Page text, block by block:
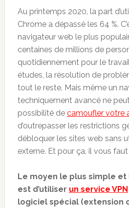
Au printemps 2020, la part
Chrome a dépassé les 64 %.
navigateur web le plus
centaines de millions de
quotidiennement pour le
études, la résolution de
tout le reste. Mais même un
techniquement avancé ne
possibilité de camoufler votre
d’outrepasser les restrictions
débloquer les sites web sans
externe. Et pour ça, il vous faut
Le moyen le plus simple et
est d’utiliser un service VPN
logiciel spécial (extension